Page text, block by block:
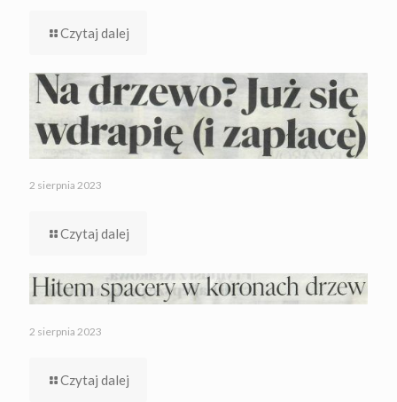
Czytaj dalej
2 sierpnia 2023
Czytaj dalej
2 sierpnia 2023
Czytaj dalej